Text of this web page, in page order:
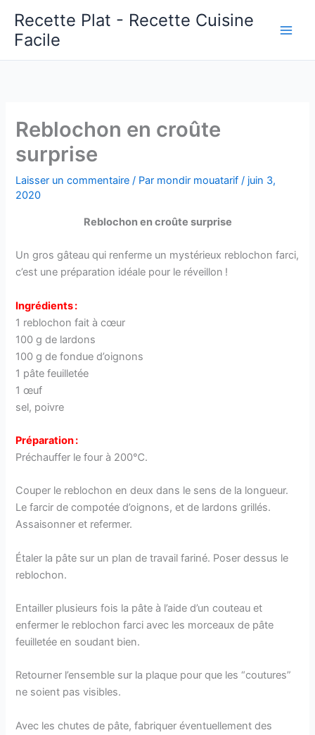
contenu
Recette Plat - Recette Cuisine
Facile
Reblochon en croûte
surprise
Laisser un commentaire / Par mondir mouatarif/ juin 3,
2020
Reblochon en croûte surprise
Un gros gâteau qui renferme un mystérieux reblochon farci,
c’est une préparation idéale pour le réveillon !
Ingrédients :
1 reblochon fait à cœur
100 g de lardons
100 g de fondue d’oignons
1 pâte feuilletée
1 œuf
sel, poivre
Préparation :
Préchauffer le four à 200℃.
Couper le reblochon en deux dans le sens de la longueur.
Le farcir de compotée d’oignons, et de lardons grillés.
Assaisonner et refermer.
Étaler la pâte sur un plan de travail fariné. Poser dessus le
reblochon.
Entailler plusieurs fois la pâte à l’aide d’un couteau et
enfermer le reblochon farci avec les morceaux de pâte
feuilletée en soudant bien.
Retourner l’ensemble sur la plaque pour que les “coutures”
ne soient pas visibles.
Avec les chutes de pâte, fabriquer éventuellement des